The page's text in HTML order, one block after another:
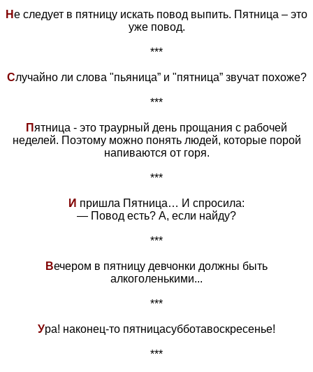
Не следует в пятницу искать повод выпить. Пятница – это
уже повод.
***
Случайно ли слова "пьяница” и "пятница” звучат похоже?
***
П ятница - это траурный день прощания с рабочей
неделей. Поэтому можно понять людей, которые порой
напиваются от горя.
***
И пришла Пятница… И спросила:
— Повод есть? А, если найду?
***
Вечером в пятницу девчонки должны быть
алкоголенькими...
***
Ура! наконец-то пятницасубботавоскресенье!
***